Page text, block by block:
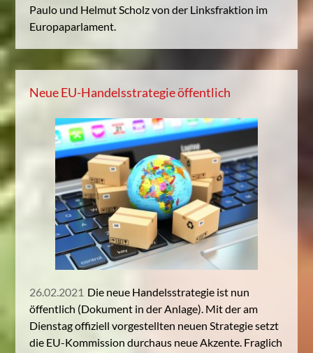
Paulo und Helmut Scholz von der Linksfraktion im
Europaparlament.
Neue EU-Handelsstrategie öffentlich
26.02.2021 Die neue Handelsstrategie ist nun
öffentlich (Dokument in der Anlage). Mit der am
Dienstag offiziell vorgestellten neuen Strategie setzt
die EU-Kommission durchaus neue Akzente. Fraglich